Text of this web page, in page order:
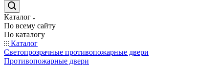
Каталог
По всему сайту
По каталогу
Каталог
Светопрозрачные противопожарные двери
Противопожарные двери